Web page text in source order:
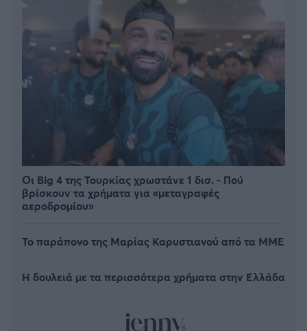
Οι Big 4 της Τουρκίας χρωστάνε 1 δισ. - Πού
βρίσκουν τα χρήματα για «μεταγραφές
αεροδρομίου»
Το παράπονο της Μαρίας Καρυστιανού από τα ΜΜΕ
Η δουλειά με τα περισσότερα χρήματα στην Ελλάδα